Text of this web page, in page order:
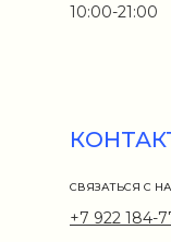
10:00-21:00
+7 922 184-
СВЯЗАТЬСЯ С